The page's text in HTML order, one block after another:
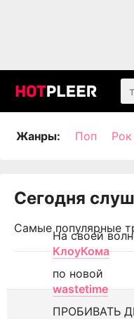
Жанры: Поп Рок
Сегодня
Самые популярные
На своей
КлоуКома
по новой
wastetime
ПРОБИВАТЬ